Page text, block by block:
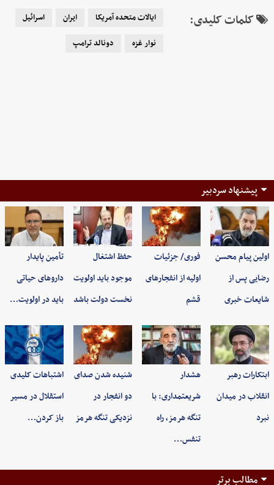
کلمات کلیدی: ایالات متحده آمریکا ایران
اسرائیل
نوار غزه
دونالد ترامپ
پیشنهاد سردبیر
اولین پیام محسن
رضایی پس از
شایعات خبری
فوری/ جزئیات
اولیه از انفجارهای
قشم
حفظ اشتغال
موجود باید اولویت
نخست دولت باشد
تأمین پایدار
داروهای حیاتی
باید در اولویت…
ابتکارات رهبر
انقلاب در میدان
نبرد
هشدار
شریعتمداری: با
تنگه هرمز، راه
تنفس…
شنیده شدن صدای
دو انفجار در
نزدیکی تنگه هرمز
اشتباهات کلیدی
استقلال در مسیر
باز کردن…
مطالب برتر